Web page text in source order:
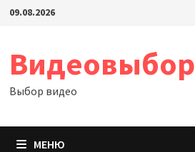
Перейти
09.08.2026
Видеовыбор
Выбор видео
МЕНЮ